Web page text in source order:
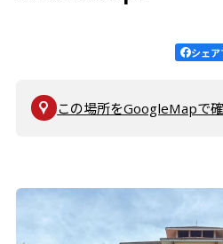
シェア
この場所をGoogleMapで